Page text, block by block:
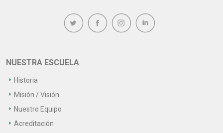
NUESTRA ESCUELA
Historia
Misión / Visión
Nuestro Equipo
Acreditación